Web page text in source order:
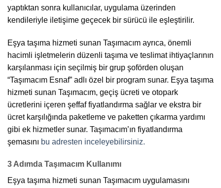
yaptıktan sonra kullanıcılar, uygulama üzerinden
kendileriyle iletişime geçecek bir sürücü ile eşleştirilir.
Eşya taşıma hizmeti sunan Taşımacım ayrıca, önemli
hacimli işletmelerin düzenli taşıma ve teslimat ihtiyaçlarının
karşılanması için seçilmiş bir grup şoförden oluşan
“Taşımacım Esnaf” adlı özel bir program sunar. Eşya taşıma
hizmeti sunan Taşımacım, geçiş ücreti ve otopark
ücretlerini içeren şeffaf fiyatlandırma sağlar ve ekstra bir
ücret karşılığında paketleme ve paketten çıkarma yardımı
gibi ek hizmetler sunar. Taşımacım’ın fiyatlandırma
şemasını bu adresten inceleyebilirsiniz.
3 Adımda Taşımacım Kullanımı
Eşya taşıma hizmeti sunan Taşımacım uygulamasını